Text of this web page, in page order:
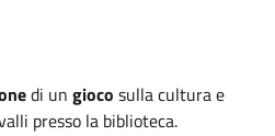
di un gioco sulla cultura e
presso la biblioteca.